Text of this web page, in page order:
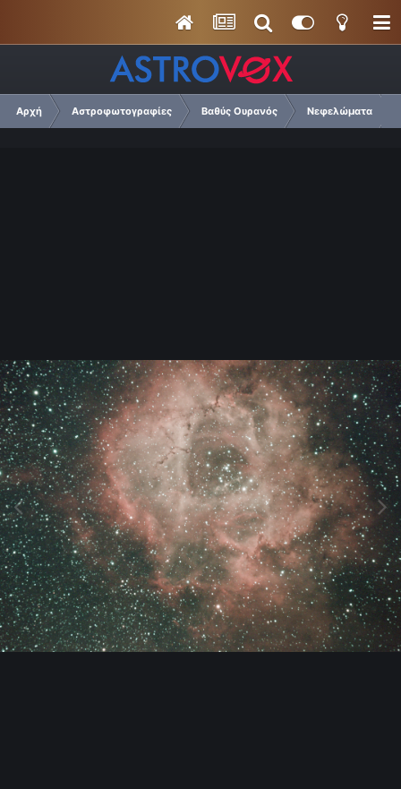
Αρχή Αστροφωτογραφίες Βαθύς Ουρανός Νεφελώματα